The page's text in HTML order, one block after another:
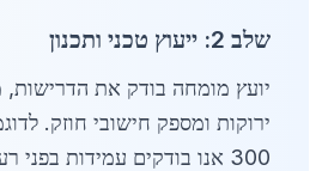
שלב 2: ייעוץ טכני ותכנון
יועץ מומחה בודק את הדרישות,
300 אנו בודקים עמידות